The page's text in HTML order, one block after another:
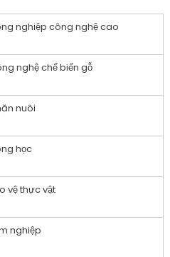
nghiệp công nghệ cao
nghệ chế biến gỗ
nuôi
học
vệ thực vật
nghiệp